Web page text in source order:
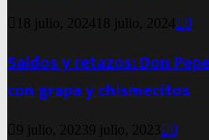
18 julio, 2024 18 julio, 2024 0
Saldos y retazos: Don
con grapa y chismecitos
9 julio, 20239 julio, 2023 0